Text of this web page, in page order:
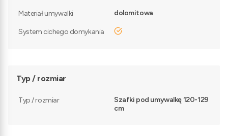
Materiał umywalki dolomitowa
System cichego domykania tak
Typ / rozmiar
Typ / rozmiar
Szafki pod umywalkę 120-129
cm